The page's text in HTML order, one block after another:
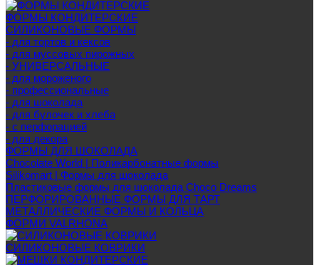
ФОРМЫ КОНДИТЕРСКИЕ
СИЛИКОНОВЫЕ ФОРМЫ
- для тортов и кексов
- для муссовых пирожных
- УНИВЕРСАЛЬНЫЕ
- для мороженого
- профессиональные
- для шоколада
- для булочек и хлеба
- с перфорацией
- для декора
ФОРМЫ ДЛЯ ШОКОЛАДА
Chocolate World | Поликарбонатные формы
Silikomart | Формы для шоколада
Пластиковые формы для шоколада Choco Dreams
ПЕРФОРИРОВАННЫЕ ФОРМЫ ДЛЯ ТАРТ
МЕТАЛЛИЧЕСКИЕ ФОРМЫ И КОЛЬЦА
ФОРМИ VALRHONA
СИЛИКОНОВЫЕ КОВРИКИ